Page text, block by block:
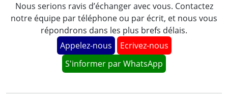
Nous serions ravis d’échanger avec vous. Contactez
notre équipe par téléphone ou par écrit, et nous vous
répondrons dans les plus brefs délais.
Appelez-nous
Ecrivez-nous
S'informer par WhatsApp